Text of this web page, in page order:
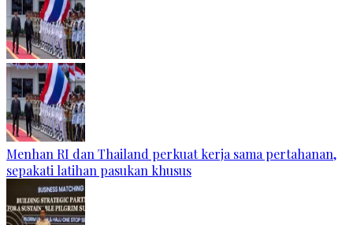
Menhan RI dan Thailand perkuat kerja sama pertahanan,
sepakati latihan pasukan khusus